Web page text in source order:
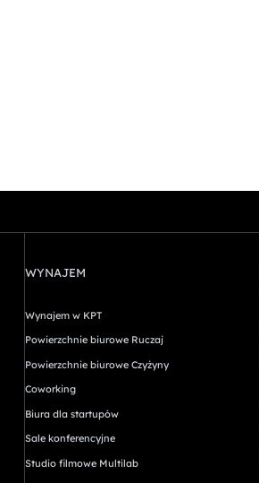
WYNAJEM
Wynajem w KPT
Powierzchnie biurowe Ruczaj
Powierzchnie biurowe Czyżyny
Coworking
Biura dla startupów
Sale konferencyjne
Studio filmowe Multilab